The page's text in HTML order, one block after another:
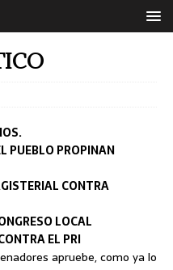
PUEBLO PROPINAN
CONTRA
LOCAL
EL PRI
apruebe, como ya lo